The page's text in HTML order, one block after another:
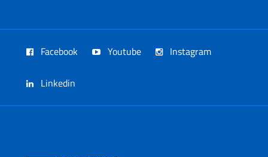
Facebook Youtube Instagram
Linkedin